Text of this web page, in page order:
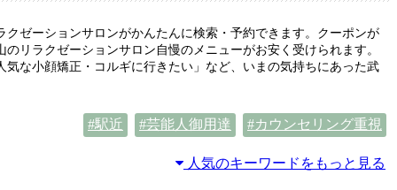
ゼーションサロンがかんたんに検索・予約できます。クーポンが
リラクゼーションサロン自慢のメニューがお安く受けられます。
な小顔矯正・コルギに行きたい」など、いまの気持ちにあった武
駅近 芸能人御用達 カウンセリング重視
人気のキーワードをもっと見る